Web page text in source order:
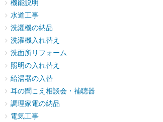
機能説明
水道工事
洗濯機の納品
洗濯機入れ替え
洗面所リフォーム
照明の入れ替え
給湯器の入替
耳の聞こえ相談会・補聴器
調理家電の納品
電気工事